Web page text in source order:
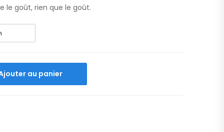
le goût, rien que le goût.
au panier